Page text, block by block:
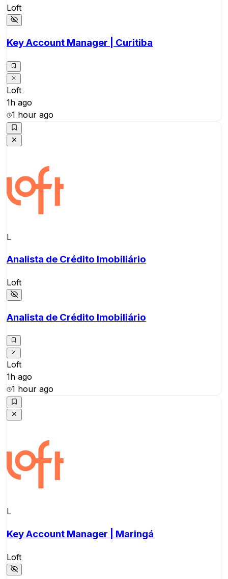
Loft
Key Account Manager | Curitiba
Loft
1h ago
1 hour ago
L
Analista de Crédito Imobiliário
Loft
Analista de Crédito Imobiliário
Loft
1h ago
1 hour ago
L
Key Account Manager | Maringá
Loft